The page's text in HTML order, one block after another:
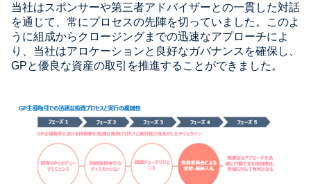
当社はスポンサーや第三者アドバイザーとの一貫した対話
を通じて、常にプロセスの先陣を切っていました。このよ
うに組成からクロージングまでの迅速なアプローチによ
り、当社はアロケーションと良好なガバナンスを確保し、
GPと優良な資産の取引を推進することができました。